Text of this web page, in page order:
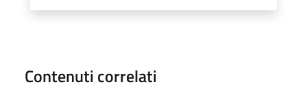
Contenuti correlati